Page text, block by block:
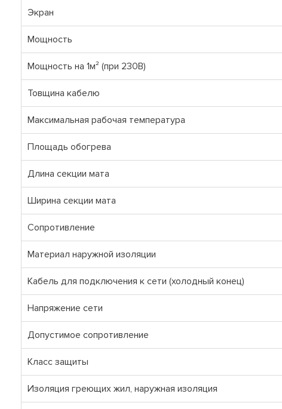
Экран
Мощность
Мощность на 1м² (при 230В)
Товщина кабелю
Максимальная рабочая температура
Площадь обогрева
Длина секции мата
Ширина секции мата
Сопротивление
Материал наружной изоляции
Кабель для подключения к сети (холодный конец)
Напряжение сети
Допустимое сопротивление
Класс защиты
Изоляция греющих жил, наружная изоляция